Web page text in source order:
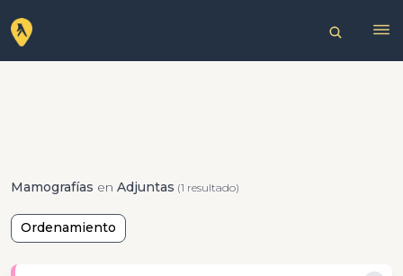
Mamografías en Adjuntas (1 resultado)
Ordenamiento